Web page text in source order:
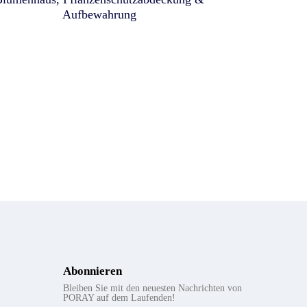
Aufbewahrung
Abonnieren
Bleiben Sie mit den neuesten Nachrichten von
PORAY auf dem Laufenden!